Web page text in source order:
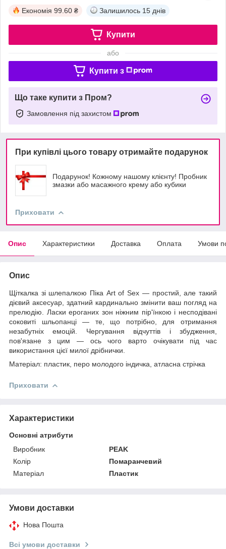
Економія 99.60 ₴ Залишилось 15 днів
Купити
або
Купити з
Що таке купити з Пром?
Замовлення під захистом
При купівлі цього товару отримайте подарунок
Подарунок! Кожному нашому клієнту! Пробник
змазки або масажного крему або кубики
Приховати
Опис Характеристики Доставка Оплата Умови
Опис
Щіткалка зі шлепалкою Піка Art of Sex — простий, але такий
дієвий аксесуар, здатний кардинально змінити ваш погляд на
прелюдію. Ласки ероганих зон ніжним пір'їнкою і несподівані
соковиті шльопанці — те, що потрібно, для отримання
незабутніх емоцій. Чергування відчуттів і збудження,
пов'язане з цим — ось чого варто очікувати під час
використання цієї милої дрібнички.
Матеріал: пластик, перо молодого індичка, атласна стрічка
Приховати
Характеристики
Основні атрибути
Виробник
PEAK
Колір
Помаранчевий
Матеріал
Пластик
Умови доставки
Нова Пошта
Всі умови доставки